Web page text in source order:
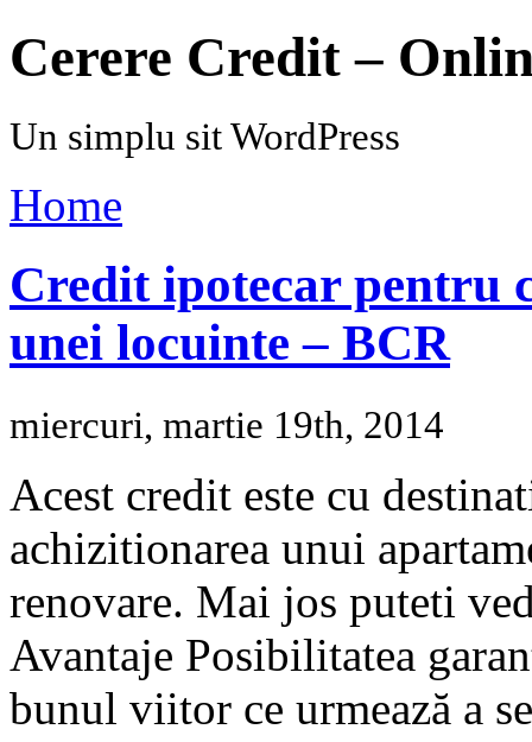
Cerere Credit –
Un simplu sit WordPress
Home
Credit ipotecar pentru
unei locuinte – BCR
miercuri, martie 19th, 2014
Acest credit este cu
achizitionarea unui
renovare. Mai jos puteti
Avantaje Posibilitatea
bunul viitor ce urmează a